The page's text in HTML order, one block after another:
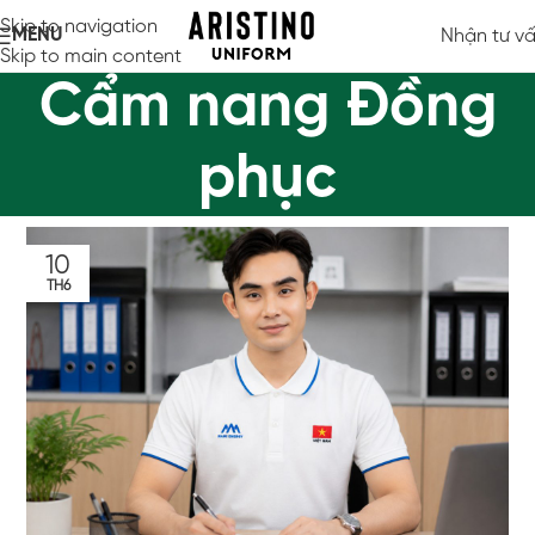
Skip to navigation
Skip to main content
MENU Nhận tư
Cẩm nang Đồng
phục
10
TH6